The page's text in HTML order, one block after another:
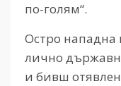
по-голям“.
Остро нападна
лично
и бивш